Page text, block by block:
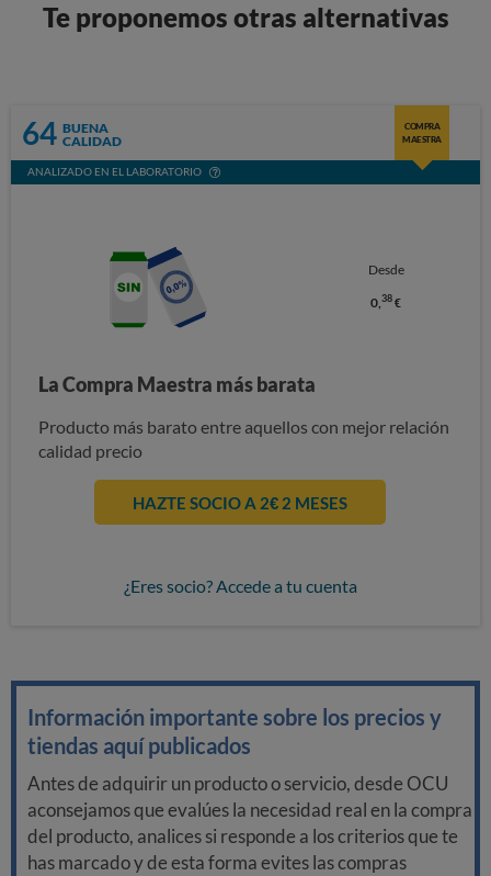
Te proponemos otras alternativas
64 BUENA
CALIDAD
COMPRA
MAESTRA
ANALIZADO EN EL LABORATORIO
Desde
0,38 €
La Compra Maestra más barata
Producto más barato entre aquellos con mejor relación
calidad precio
HAZTE SOCIO A 2€ 2 MESES
¿Eres socio? Accede a tu cuenta
Información importante sobre los precios y
tiendas aquí publicados
Antes de adquirir un producto o servicio, desde OCU
aconsejamos que evalúes la necesidad real en la compra
del producto, analices si responde a los criterios que te
has marcado y de esta forma evites las compras